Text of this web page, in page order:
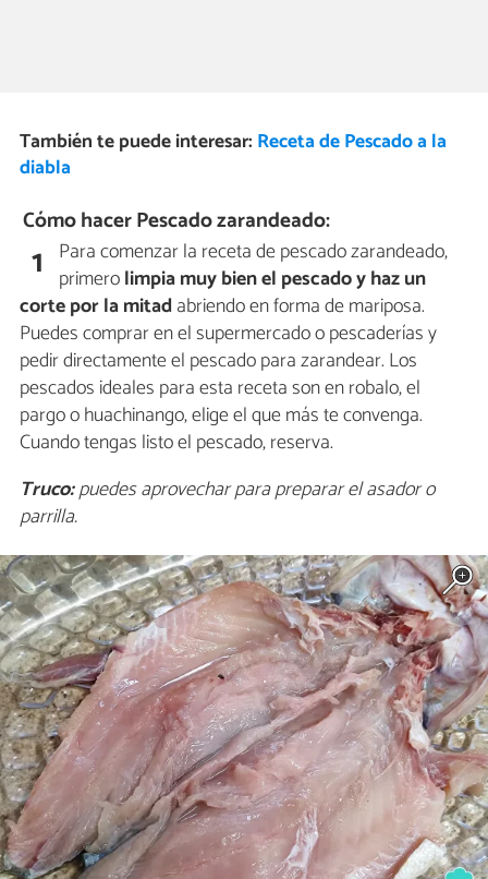
También te puede interesar: Receta de Pescado a la
diabla
Cómo hacer Pescado zarandeado:
1 Para comenzar la receta de pescado zarandeado,
primerolimpia muy bien el pescado y haz un
corte por la mitadabriendo en forma de mariposa.
Puedes comprar en el supermercado o pescaderías y
pedir directamente el pescado para zarandear. Los
pescados ideales para esta receta son en robalo, el
pargo o huachinango, elige el que más te convenga.
Cuando tengas listo el pescado, reserva.
Truco:puedes aprovechar para preparar el asador o
parrilla.